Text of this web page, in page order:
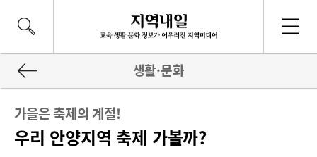
생활·문화
가을은 축제의 계절!
우리 안양지역 축제 가볼까?